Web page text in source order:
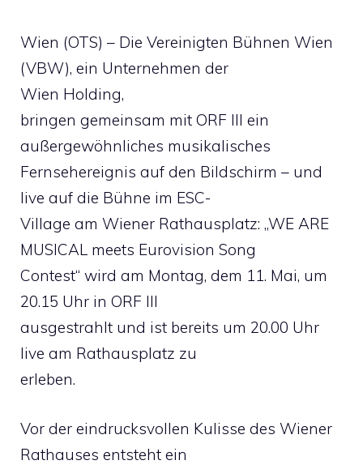
Wien (OTS) – Die Vereinigten Bühnen Wien
(VBW), ein Unternehmen der
Wien Holding,
bringen gemeinsam mit ORF III ein
außergewöhnliches musikalisches
Fernsehereignis auf den Bildschirm – und
live auf die Bühne im ESC-
Village am Wiener Rathausplatz: „WE ARE
MUSICAL meets Eurovision Song
Contest“ wird am Montag, dem 11. Mai, um
20.15 Uhr in ORF III
ausgestrahlt und ist bereits um 20.00 Uhr
live am Rathausplatz zu
erleben.
Vor der eindrucksvollen Kulisse des Wiener
Rathauses entsteht ein